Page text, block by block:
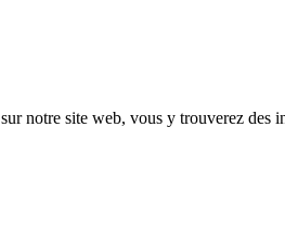
sur notre site web, vous y trouverez des